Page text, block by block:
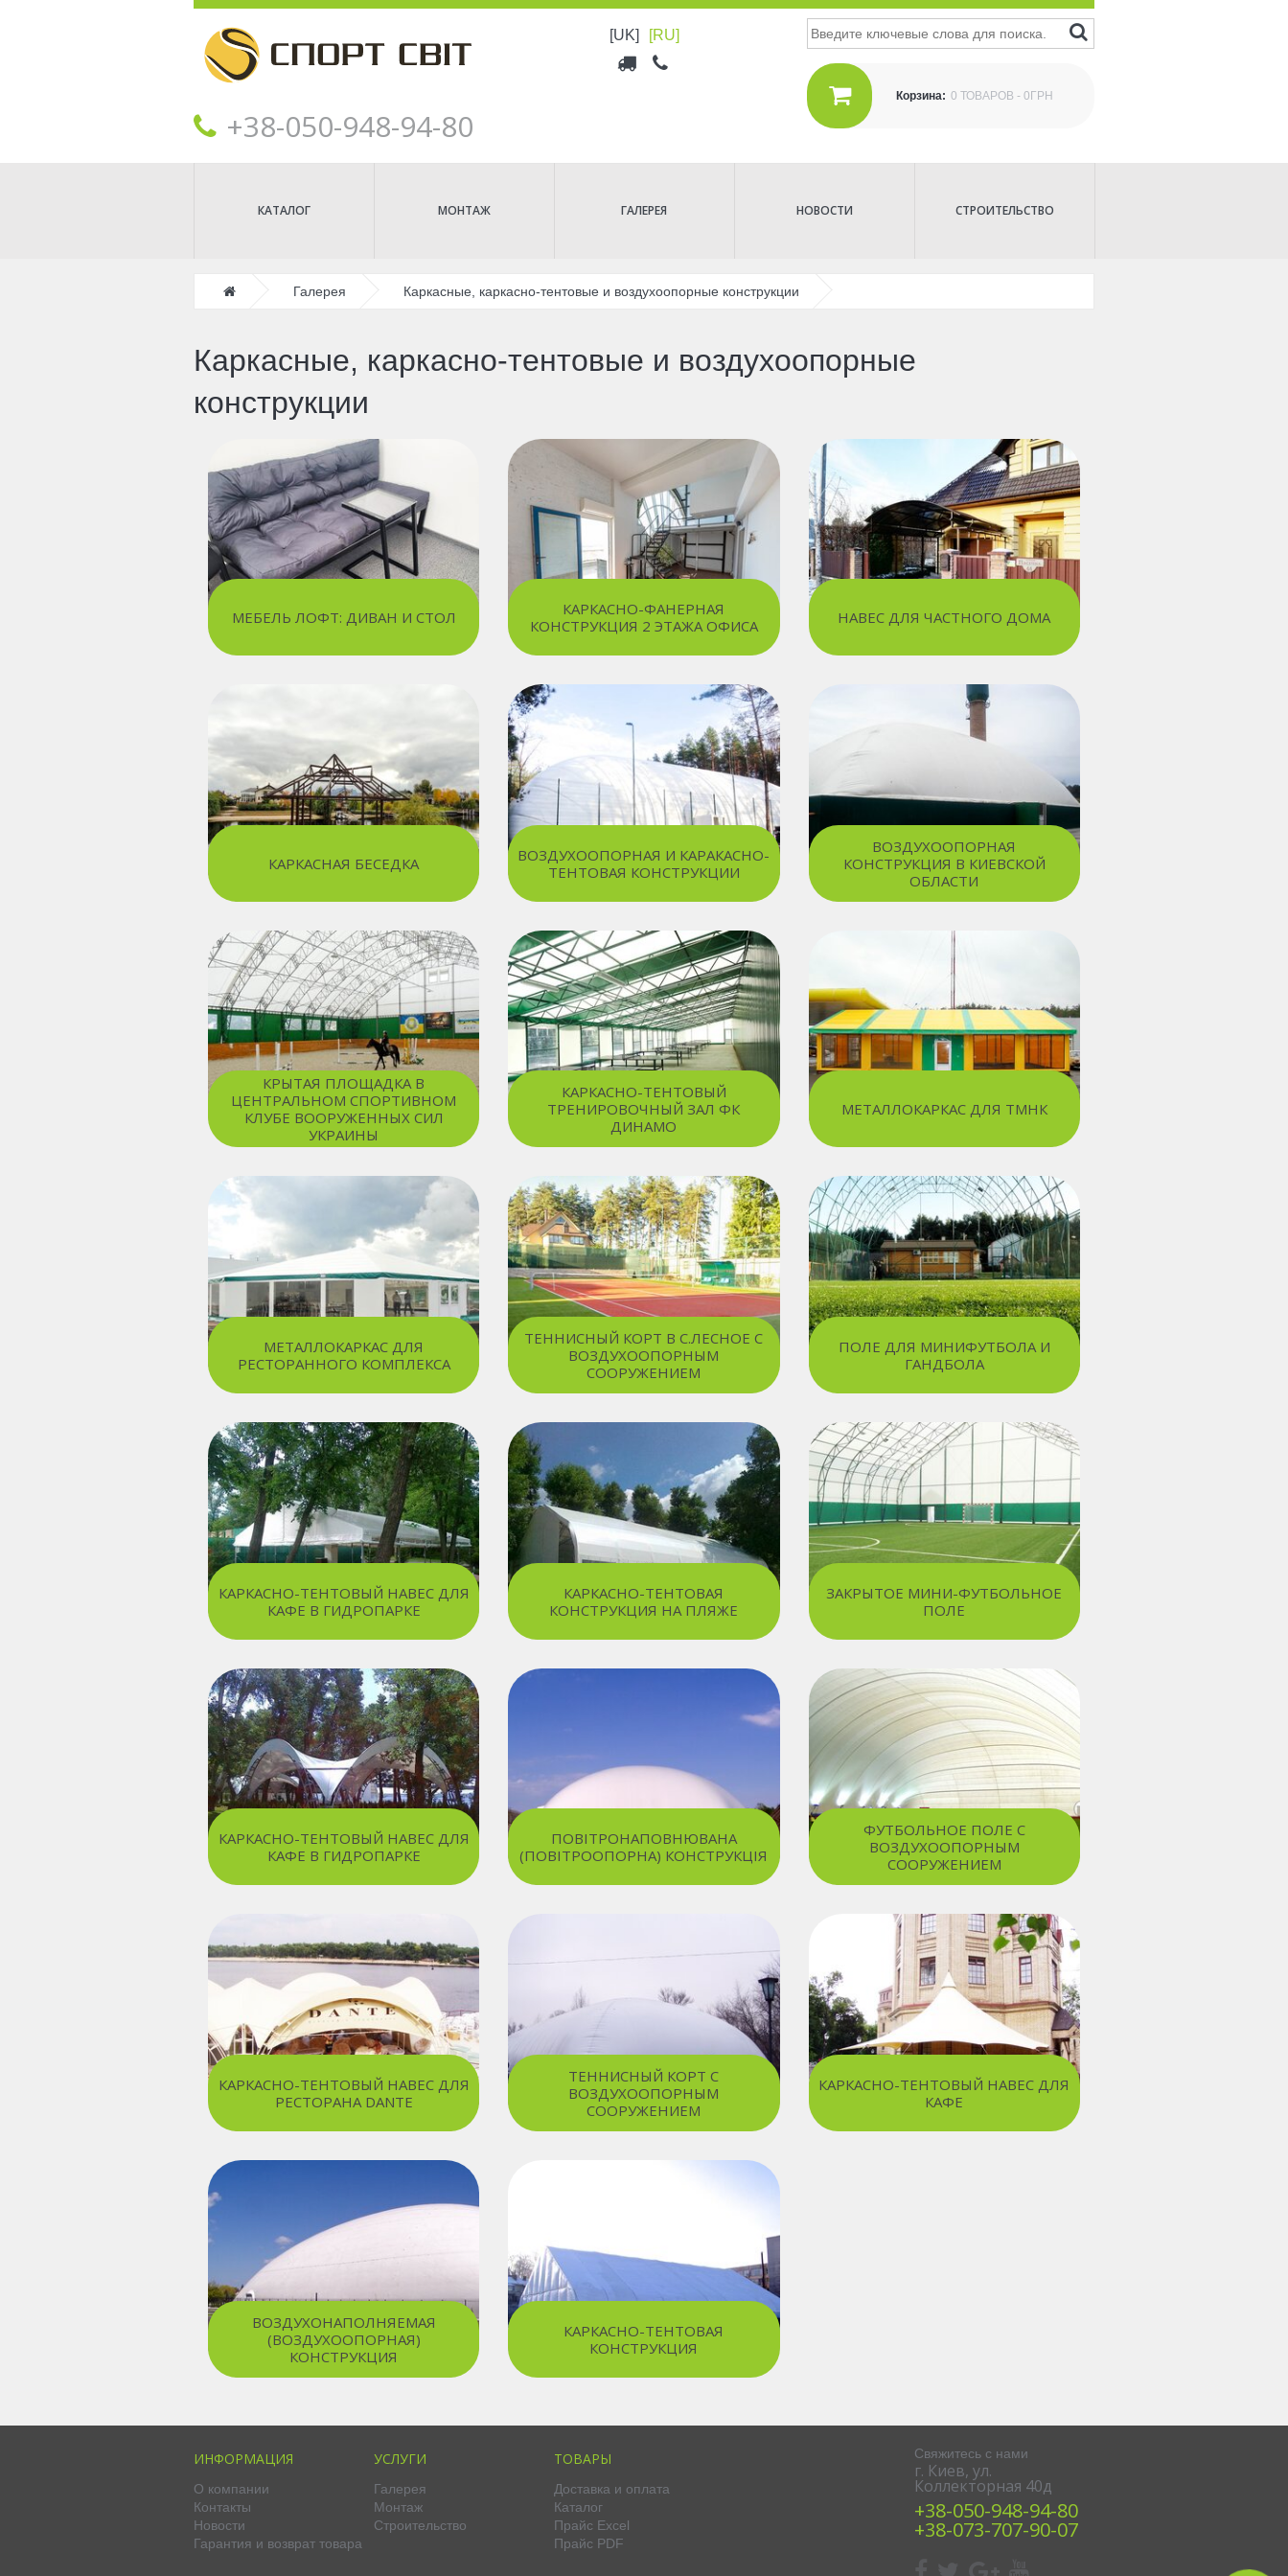
Верхнее
КАТАЛОГ МОНТАЖ ГАЛЕРЕЯ НОВОСТИ СТРОИТЕЛЬСТВО
[UK] [RU]
Корзина: 0 ТОВАРОВ - 0ГРН
Поиск
+38‎‎-050-948-94-80
Галерея Каркасные, каркасно-тентовые и воздухоопорные конструкции
Каркасные, каркасно-тентовые и воздухоопорные
конструкции
МЕБЕЛЬ ЛОФТ: ДИВАН И СТОЛ
КАРКАСНО-ФАНЕРНАЯ
КОНСТРУКЦИЯ 2 ЭТАЖА ОФИСА
НАВЕС ДЛЯ ЧАСТНОГО ДОМА
КАРКАСНАЯ БЕСЕДКА
ВОЗДУХООПОРНАЯ И КАРАКАСНО-
ТЕНТОВАЯ КОНСТРУКЦИИ
ВОЗДУХООПОРНАЯ
КОНСТРУКЦИЯ В КИЕВСКОЙ
ОБЛАСТИ
КРЫТАЯ ПЛОЩАДКА В
ЦЕНТРАЛЬНОМ СПОРТИВНОМ
КЛУБЕ ВООРУЖЕННЫХ СИЛ
УКРАИНЫ
КАРКАСНО-ТЕНТОВЫЙ
ТРЕНИРОВОЧНЫЙ ЗАЛ ФК
ДИНАМО
МЕТАЛЛОКАРКАС ДЛЯ ТМНК
МЕТАЛЛОКАРКАС ДЛЯ
РЕСТОРАННОГО КОМПЛЕКСА
ТЕННИСНЫЙ КОРТ В С.ЛЕСНОЕ С
ВОЗДУХООПОРНЫМ
СООРУЖЕНИЕМ
ПОЛЕ ДЛЯ МИНИФУТБОЛА И
ГАНДБОЛА
КАРКАСНО-ТЕНТОВЫЙ НАВЕС ДЛЯ
КАФЕ В ГИДРОПАРКЕ
КАРКАСНО-ТЕНТОВАЯ
КОНСТРУКЦИЯ НА ПЛЯЖЕ
ЗАКРЫТОЕ МИНИ-ФУТБОЛЬНОЕ
ПОЛЕ
КАРКАСНО-ТЕНТОВЫЙ НАВЕС ДЛЯ
КАФЕ В ГИДРОПАРКЕ
ПОВІТРОНАПОВНЮВАНА
(ПОВІТРООПОРНА) КОНСТРУКЦІЯ
ФУТБОЛЬНОЕ ПОЛЕ С
ВОЗДУХООПОРНЫМ
СООРУЖЕНИЕМ
КАРКАСНО-ТЕНТОВЫЙ НАВЕС ДЛЯ
РЕСТОРАНА DANTE
ТЕННИСНЫЙ КОРТ С
ВОЗДУХООПОРНЫМ
СООРУЖЕНИЕМ
КАРКАСНО-ТЕНТОВЫЙ НАВЕС ДЛЯ
КАФЕ
ВОЗДУХОНАПОЛНЯЕМАЯ
(ВОЗДУХООПОРНАЯ)
КОНСТРУКЦИЯ
КАРКАСНО-ТЕНТОВАЯ
КОНСТРУКЦИЯ
ИНФОРМАЦИЯ
О компании
Контакты
Новости
Гарантия и возврат товара
УСЛУГИ
Галерея
Монтаж
Строительство
ТОВАРЫ
Доставка и оплата
Каталог
Прайс Excel
Прайс PDF
Свяжитесь с нами
г. Киев, ул.
Коллекторная 40д
+38‎‎-050-948-94-80
+38-‎073-707-90-07